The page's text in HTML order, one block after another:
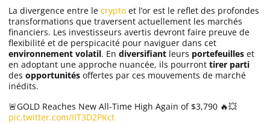
La divergence entre le crypto et l’or est le reflet des profondes
transformations que traversent actuellement les marchés
financiers. Les investisseurs avertis devront faire preuve de
flexibilité et de perspicacité pour naviguer dans cet
environnement volatil. En diversifiant leurs portefeuilles et
en adoptant une approche nuancée, ils pourront tirer parti
des opportunités offertes par ces mouvements de marché
inédits.
🚨GOLD Reaches New All-Time High Again of $3,790 🔥💥
pic.twitter.com/IIT3D2PKct